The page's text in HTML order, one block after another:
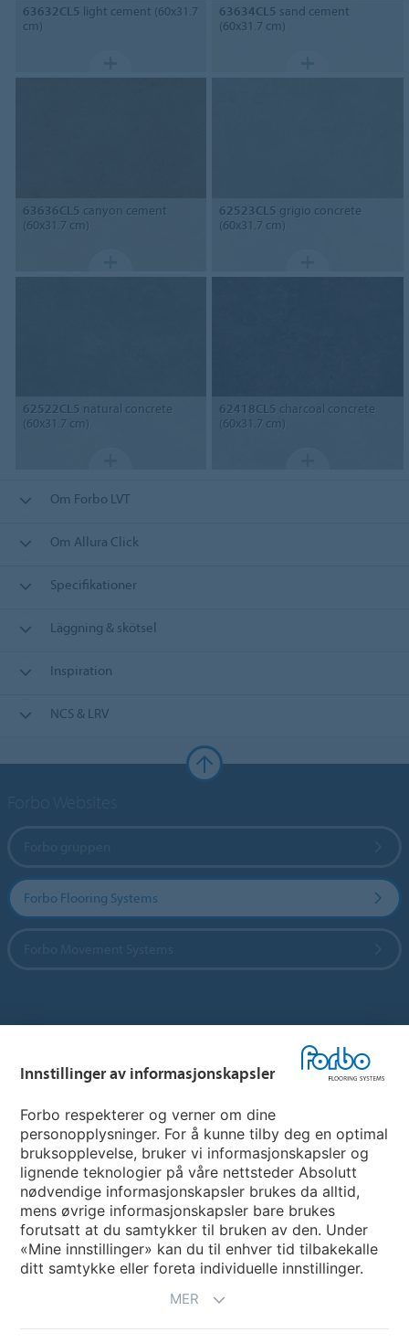
63632CL5 light cement (60x31.7
cm)
63634CL5 sand cement
(60x31.7 cm)
63636CL5 canyon cement
(60x31.7 cm)
62523CL5 grigio concrete
(60x31.7 cm)
62522CL5 natural concrete
(60x31.7 cm)
62418CL5 charcoal concrete
(60x31.7 cm)
Om Forbo LVT
Om Allura Click
Specifikationer
Läggning & skötsel
Inspiration
NCS & LRV
Forbo Flooring Systems
Hjemmeside per land
Velg land
My Forbo
INFORMASJON COVID-19
Support - Ansvarsfraskrivelse
Innstillinger av informasjonskapsler
Forbo respekterer og verner om dine
personopplysninger. For å kunne tilby deg en optimal
bruksopplevelse, bruker vi informasjonskapsler og
lignende teknologier på våre nettsteder Absolutt
nødvendige informasjonskapsler brukes da alltid,
mens øvrige informasjonskapsler bare brukes
forutsatt at du samtykker til bruken av den. Under
«Mine innstillinger» kan du til enhver tid tilbakekalle
ditt samtykke eller foreta individuelle innstillinger.
MER